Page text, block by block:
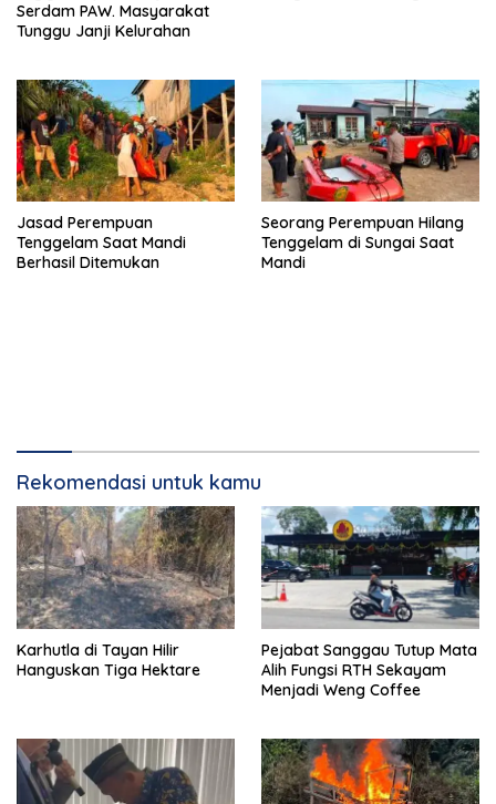
Serdam PAW. Masyarakat
Tunggu Janji Kelurahan
Jasad Perempuan
Tenggelam Saat Mandi
Berhasil Ditemukan
Seorang Perempuan Hilang
Tenggelam di Sungai Saat
Mandi
Rekomendasi untuk kamu
Karhutla di Tayan Hilir
Hanguskan Tiga Hektare
Pejabat Sanggau Tutup Mata
Alih Fungsi RTH Sekayam
Menjadi Weng Coffee